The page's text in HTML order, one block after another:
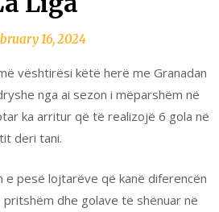
16, 2024
vështirësi këtë herë me Granadan
nga ai sezon i mëparshëm në
ka arritur që të realizojë 6 gola në
deri tani.
e pesë lojtarëve që kanë diferencën
dhe golave të shënuar në